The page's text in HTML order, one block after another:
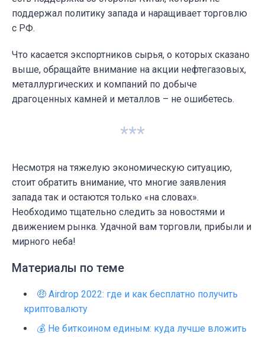
поддержал политику запада и наращивает торговлю
с РФ.
Что касается экспортников сырья, о которых сказано
выше, обращайте внимание на акции нефтегазовых,
металлургических и компаний по добыче
драгоценных камней и металлов – не ошибетесь.
***
Несмотря на тяжелую экономическую ситуацию,
стоит обратить внимание, что многие заявления
запада так и остаются только «на словах».
Необходимо тщательно следить за новостями и
движением рынка. Удачной вам торговли, прибыли и
мирного неба!
Материалы по теме
🤑 Airdrop 2022: где и как бесплатно получить
криптовалюту
💰 Не биткоином единым: куда лучше вложить